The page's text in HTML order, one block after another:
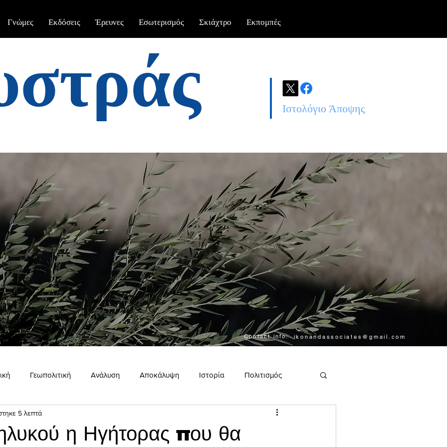
Γνώμες Εκδόσεις Έρευνες Εσωτερισμός Σκιάχτρο Εκπομπές
Ιστολόγιο Άποψης
ikonandassociates@gmail.com
Contact info:
Γεωπολιτική Ανάλυση Αποκάλυψη Ιστορία Πολιτισμός
Εσωτερισμός
η Ηγήτορας που θα
5 λεπτά